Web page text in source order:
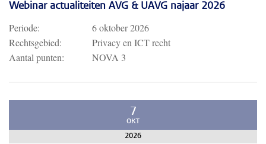
Webinar actualiteiten AVG & UAVG najaar 2026
Periode:
6 oktober 2026
Rechtsgebied:
Privacy en ICT recht
Aantal punten:
NOVA 3
7
OKT
2026